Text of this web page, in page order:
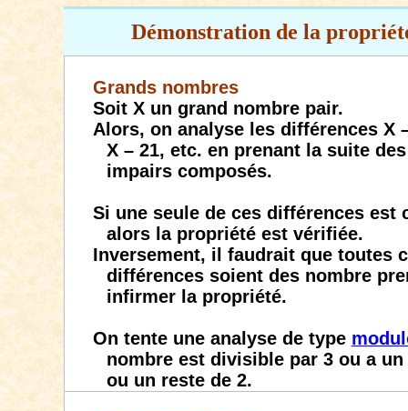
Démonstration de la
Grands nombres
Soit X un grand nombre pair.
Alors, on analyse les différences X
X – 21, etc. en prenant la suite
impairs composés.
Si une seule de ces différences est
alors la propriété est vérifiée.
Inversement, il faudrait que toutes
différences soient des nombre
infirmer la propriété.
On tente une analyse de type
nombre est divisible par 3 ou a un
ou un reste de 2.